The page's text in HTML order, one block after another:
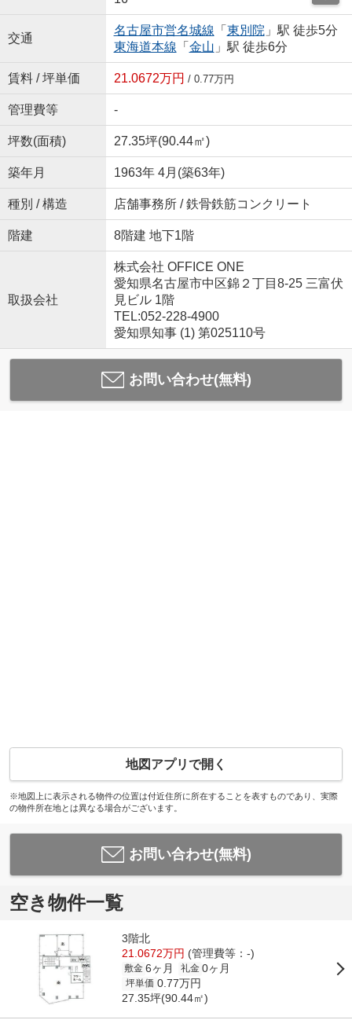
交通
名古屋市営名城線 「 東別院 」駅 徒歩5分
東海道本線 「 金山 」駅 徒歩6分
賃料 / 坪単価 21.0672万円 / 0.77万円
管理費等 -
坪数(面積) 27.35坪(90.44㎡)
築年月 1963年 4月(築63年)
種別 / 構造 店舗事務所 / 鉄骨鉄筋コンクリート
階建 8階建 地下1階
取扱会社
株式会社 OFFICE ONE
愛知県名古屋市中区錦２丁目8-25 三富伏
見ビル 1階
TEL:052-228-4900
愛知県知事 (1) 第025110号
お問い合わせ(無料)
地図アプリで開く
※地図上に表示される物件の位置は付近住所に所在することを表すものであり、実際
の物件所在地とは異なる場合がございます。
お問い合わせ(無料)
空き物件一覧
3階北
21.0672万円 (管理費等：-)
敷金 6ヶ月 礼金 0ヶ月
坪単価 0.77万円
27.35坪(90.44㎡)